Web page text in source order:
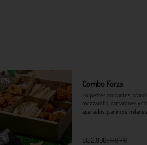
17% Combo Forza
Polpettes crocantes,
mozzarella, camarones y
apanados, panini de
$122.900$148.718